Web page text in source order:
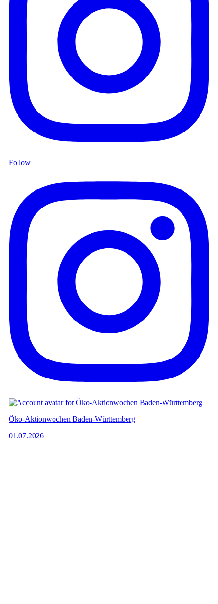
Follow
Öko-Aktionwochen Baden-Württemberg
01.07.2026